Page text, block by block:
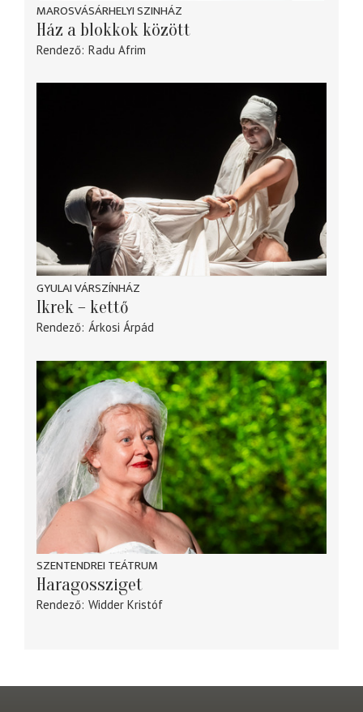
MAROSVÁSÁRHELYI SZINHÁZ
Ház a blokkok között
Rendező Radu Afrim
GYULAI VÁRSZÍNHÁZ
Ikrek – kettő
Rendező Árkosi Árpád
SZENTENDREI TEÁTRUM
Haragossziget
Rendező Widder Kristóf